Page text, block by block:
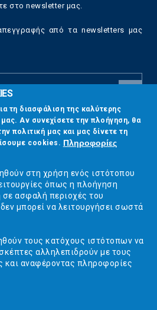
στο newsletter μας.
από τα newsletters μας
2:00 μμ
τη διασφάλιση της καλύτερης
Αν συνεχίσετε την πλοήγηση, θα
πολιτική μας και μας δίνετε τη
cookies. Πληροφορίες
στη χρήση ενός ιστότοπου
όπως η πλοήγηση
ασφαλή περιοχές του
μπορεί να λειτουργήσει σωστά
τους κατόχους ιστότοπων να
αλληλεπιδρούν με τους
και αναφέροντας πληροφορίες